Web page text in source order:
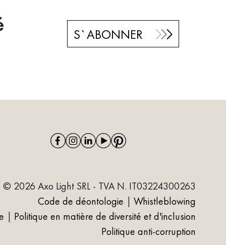
S`ABONNER
© 2026 Axo Light SRL - TVA N. IT03224300263
Code de déontologie | Whistleblowing
| Politique en matière de diversité et d'inclusion
Politique anti-corruption